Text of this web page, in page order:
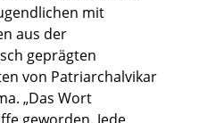
mit
aus der
geprägten
von Patriarchalvikar
„Das Wort